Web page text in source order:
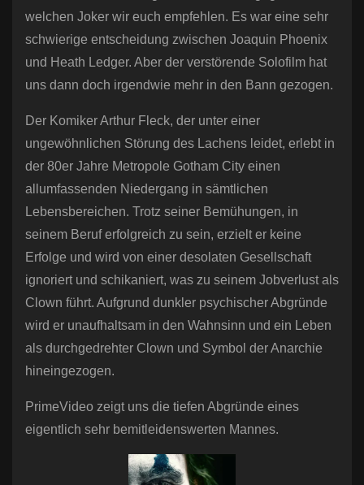
welchen Joker wir euch empfehlen. Es war eine sehr
schwierige entscheidung zwischen Joaquin Phoenix
und Heath Ledger. Aber der verstörende Solofilm hat
uns dann doch irgendwie mehr in den Bann gezogen.
Der Komiker Arthur Fleck, der unter einer
ungewöhnlichen Störung des Lachens leidet, erlebt in
der 80er Jahre Metropole Gotham City einen
allumfassenden Niedergang in sämtlichen
Lebensbereichen. Trotz seiner Bemühungen, in
seinem Beruf erfolgreich zu sein, erzielt er keine
Erfolge und wird von einer desolaten Gesellschaft
ignoriert und schikaniert, was zu seinem Jobverlust als
Clown führt. Aufgrund dunkler psychischer Abgründe
wird er unaufhaltsam in den Wahnsinn und ein Leben
als durchgedrehter Clown und Symbol der Anarchie
hineingezogen.
PrimeVideo zeigt uns die tiefen Abgründe eines
eigentlich sehr bemitleidenswerten Mannes.